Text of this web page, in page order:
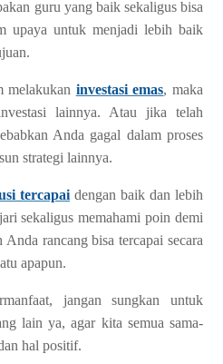
guru yang baik sekaligus bisa
upaya untuk menjadi lebih baik
melakukan investasi emas, maka
lainnya. Atau jika telah
Anda gagal dalam proses
strategi lainnya.
tercapai dengan baik dan lebih
sekaligus memahami poin demi
rancang bisa tercapai secara
apapun.
jangan sungkan untuk
lain ya, agar kita semua sama-
hal positif.